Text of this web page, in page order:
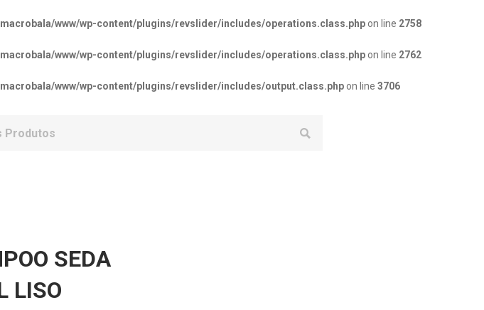
www/wp-content/plugins/revslider/includes/operations.class.php on line 2758
www/wp-content/plugins/revslider/includes/operations.class.php on line 2762
www/wp-content/plugins/revslider/includes/output.class.php on line 3706
SEDA
LISO